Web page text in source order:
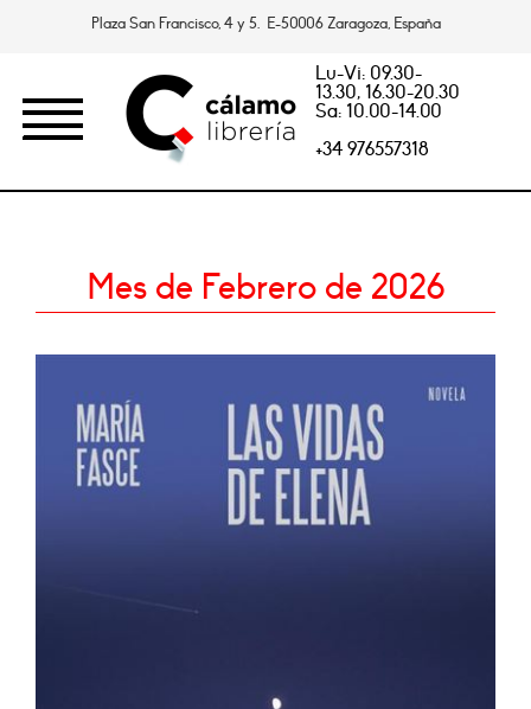
Plaza San Francisco, 4 y 5. E-50006 Zaragoza, España
Lu-Vi: 09.30-
13.30, 16.30-20.30
Sa: 10.00-14.00
+34 976557318
Mes de Febrero de 2026